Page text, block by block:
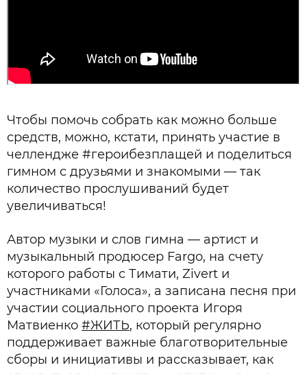
Чтобы помочь собрать как можно больше
средств, можно, кстати, принять участие в
челлендже #героибезплащей и поделиться
гимном с друзьями и знакомыми — так
количество прослушиваний будет
увеличиваться!
Автор музыки и слов гимна — артист и
музыкальный продюсер Fargo, на счету
которого работы с Тимати, Zivert и
участниками «Голоса», а записана песня при
участии социального проекта Игоря
Матвиенко #ЖИТЬ, который регулярно
поддерживает важные благотворительные
сборы и инициативы и рассказывает, как